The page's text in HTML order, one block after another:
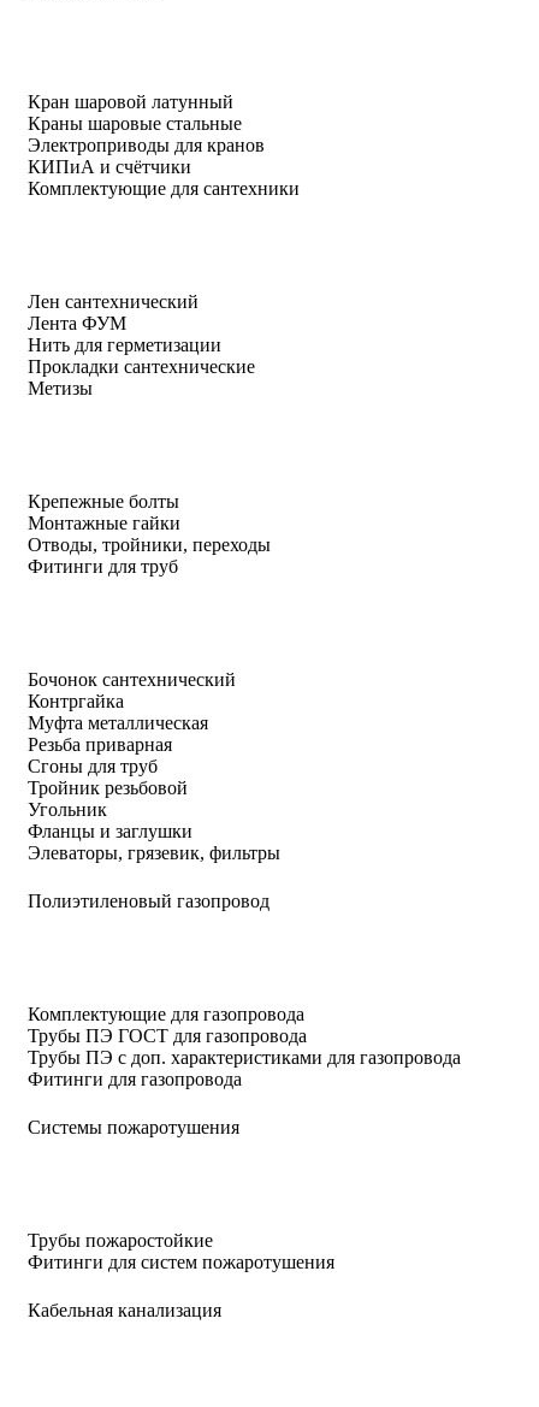
Кран шаровой латунный
Краны шаровые стальные
Электроприводы для кранов
КИПиА и счётчики
Комплектующие для сантехники
Лен сантехнический
Лента ФУМ
Нить для герметизации
Прокладки сантехнические
Метизы
Крепежные болты
Монтажные гайки
Отводы, тройники, переходы
Фитинги для труб
Бочонок сантехнический
Контргайка
Муфта металлическая
Резьба приварная
Сгоны для труб
Тройник резьбовой
Угольник
Фланцы и заглушки
Элеваторы, грязевик, фильтры
Полиэтиленовый газопровод
Комплектующие для газопровода
Трубы ПЭ ГОСТ для газопровода
Трубы ПЭ с доп. характеристиками для газопровода
Фитинги для газопровода
Системы пожаротушения
Трубы пожаростойкие
Фитинги для систем пожаротушения
Кабельная канализация